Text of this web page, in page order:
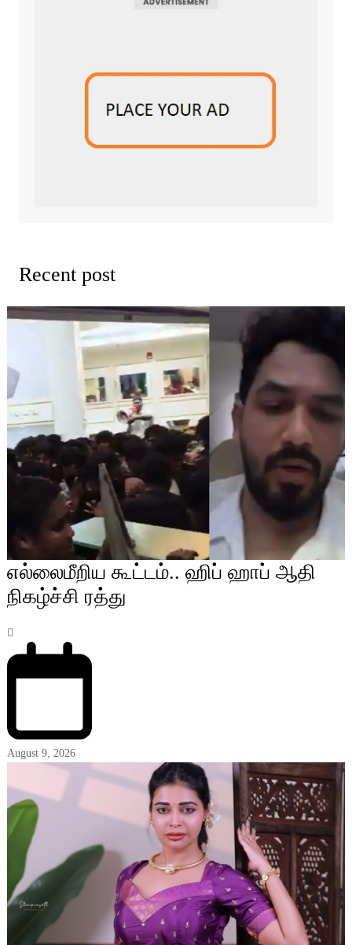
Recent post
எல்லைமீறிய கூட்டம்.. ஹிப் ஹாப் ஆதி
நிகழ்ச்சி ரத்து
August 9, 2026